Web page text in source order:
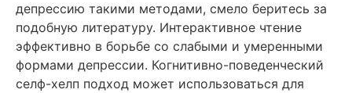
депрессию такими методами, смело беритесь за
подобную литературу. Интерактивное чтение
эффективно в борьбе со слабыми и умеренными
формами депрессии. Когнитивно-поведенческий
селф-хелп подход может использоваться для